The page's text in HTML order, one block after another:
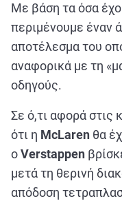
Με βάση τα όσα
περιμένουμε έναν
αποτέλεσμα του
αναφορικά με τη
οδηγούς.
Σε ό,τι αφορά στις
ότι η McLaren θα
οVerstappen
μετά τη θερινή
απόδοση